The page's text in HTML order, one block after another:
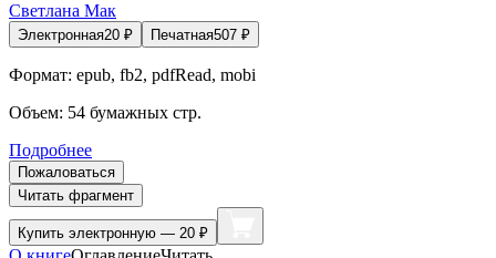
Светлана Мак
Электронная20 ₽ Печатная507 ₽
Формат: epub, fb2, pdfRead, mobi
Объем: 54 бумажных стр.
Подробнее
Пожаловаться
Читать фрагмент
Купить электронную — 20 ₽